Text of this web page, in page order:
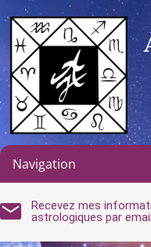
Navigation
Recevez mes
astrologiques par email